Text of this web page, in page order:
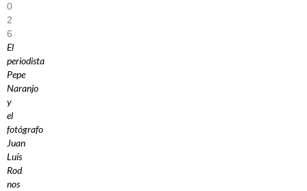
0
2
6
El
periodista
Pepe
Naranjo
y
el
fotógrafo
Juan
Luis
Rod
nos